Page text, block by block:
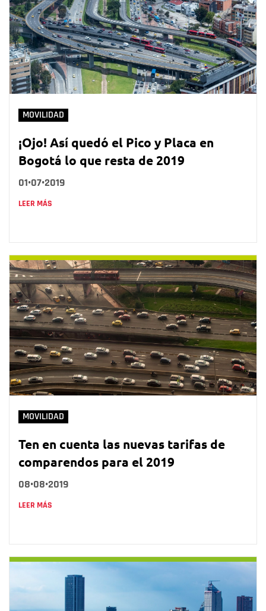
MOVILIDAD
¡Ojo! Así quedó el Pico y Placa en
Bogotá lo que resta de 2019
01•07•2019
LEER MÁS
MOVILIDAD
Ten en cuenta las nuevas tarifas de
comparendos para el 2019
08•08•2019
LEER MÁS